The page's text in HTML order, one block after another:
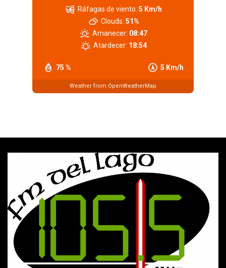
75 % 5 Km/h
Ráfagas de viento: 5 Km/h
Clouds: 51%
Amanecer: 08:47
Atardecer: 18:54
Weather from OpenWeatherMap